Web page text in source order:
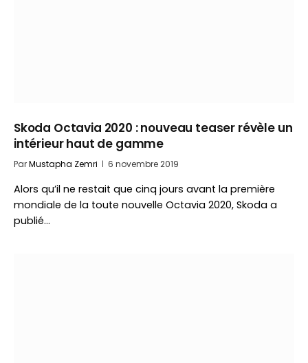
Skoda Octavia 2020 : nouveau teaser révèle un
intérieur haut de gamme
ParMustapha Zemri 6 novembre 2019
Alors qu’il ne restait que cinq jours avant la première
mondiale de la toute nouvelle Octavia 2020, Skoda a
publié…